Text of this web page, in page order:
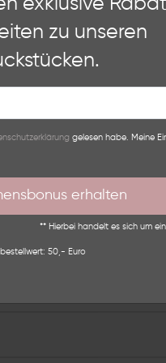
Erfahre hier mehr
dasKontaktformular.
Einstellungen
zu unseren
gelesen habe. Meine
erhalten
** Hierbei handelt es sich um
50,- Euro